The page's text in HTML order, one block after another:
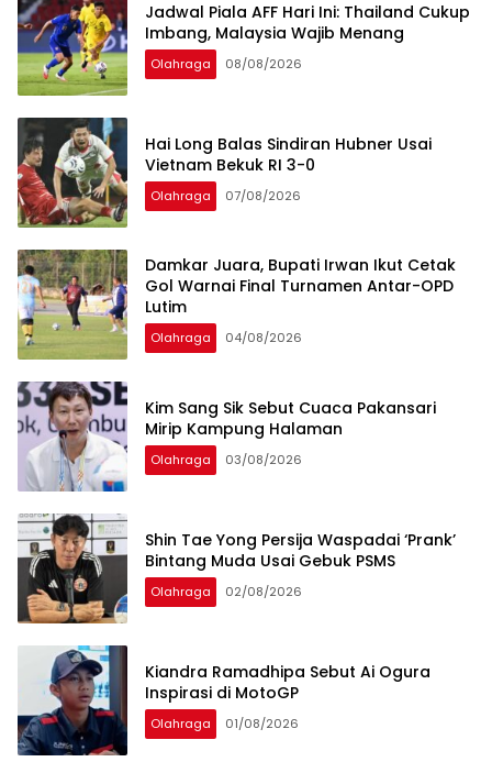
Jadwal Piala AFF Hari Ini: Thailand Cukup
Imbang, Malaysia Wajib Menang
Olahraga 08/08/2026
Hai Long Balas Sindiran Hubner Usai
Vietnam Bekuk RI 3-0
Olahraga 07/08/2026
Damkar Juara, Bupati Irwan Ikut Cetak
Gol Warnai Final Turnamen Antar-OPD
Lutim
Olahraga 04/08/2026
Kim Sang Sik Sebut Cuaca Pakansari
Mirip Kampung Halaman
Olahraga 03/08/2026
Shin Tae Yong Persija Waspadai ‘Prank’
Bintang Muda Usai Gebuk PSMS
Olahraga 02/08/2026
Kiandra Ramadhipa Sebut Ai Ogura
Inspirasi di MotoGP
Olahraga 01/08/2026